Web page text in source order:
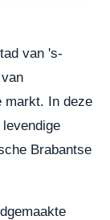
van 's-
markt. In deze
Brabantse